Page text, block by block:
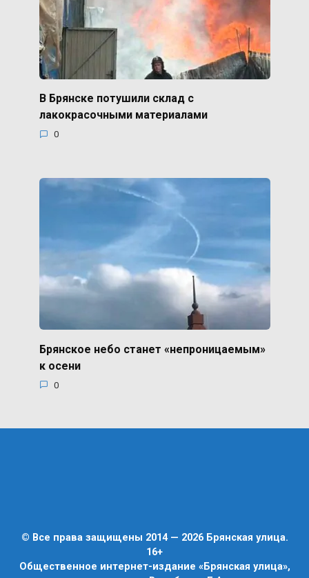
В Брянске потушили склад с
лакокрасочными материалами
0
Брянское небо станет «непроницаемым»
к осени
0
© Все права защищены 2014 — 2026 Брянская улица.
16+
Общественное интернет-издание «Брянская улица»,